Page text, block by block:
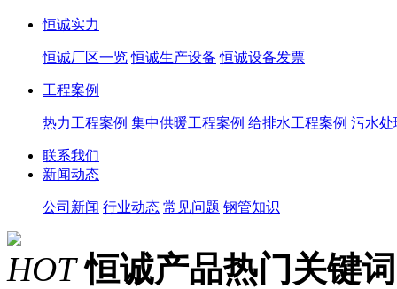
恒诚实力
恒诚厂区一览 恒诚生产设备 恒诚设备发票
工程案例
热力工程案例 集中供暖工程案例 给排水工程案例 污水处
联系我们
新闻动态
公司新闻 行业动态 常见问题 钢管知识
HOT 恒诚产品热门关键